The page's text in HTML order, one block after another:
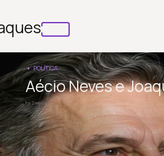
POLÍTICA
Aécio Neves e
há 2 meses